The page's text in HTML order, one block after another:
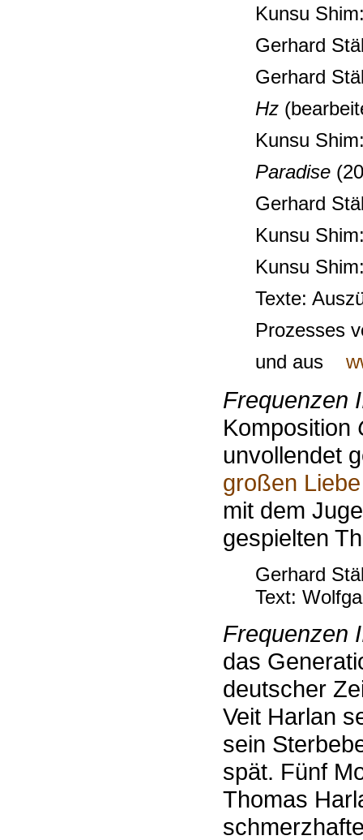
Kunsu
Gerhard
Gerhard
Hz
Kunsu
Paradise
Gerhard
Kunsu
​Kunsu
Texte:
Prozesses
und aus
Frequenzen
Komposition
unvollendet
großen Liebe
mit dem
gespielten
Gerhard
Text:
Frequenzen
das
deutscher
Veit Harlan
sein
spät. Fünf
Thomas